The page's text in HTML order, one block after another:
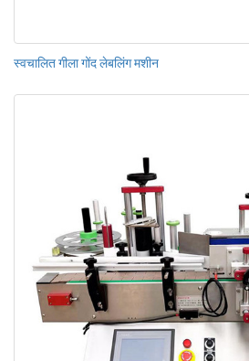
स्वचालित गीला गोंद लेबलिंग मशीन